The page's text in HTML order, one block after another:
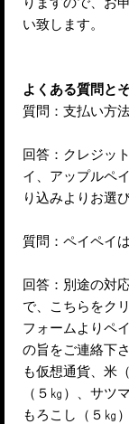
い致します。
よくある質問と
質問：支払い方
回答：クレジッ
イ、アップルペ
り込みよりお選
質問：ペイペイ
回答：別途の対
で、こちらをク
フォームよりペ
の旨をご連絡下
も仮想通貨、米
（５㎏）、サツ
もろこし（５㎏